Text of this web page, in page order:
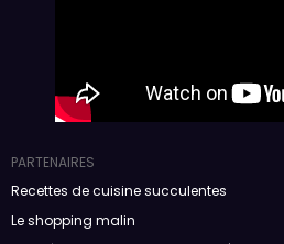
PARTENAIRES
Recettes de cuisine succulentes
Le shopping malin